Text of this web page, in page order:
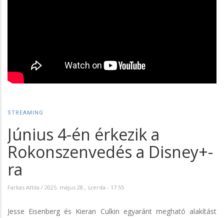
STREAMING
Június 4-én érkezik a
Rokonszenvedés a Disney+-
ra
Farkas Attila / 2025. május 28., szerda - 17:55
Jesse Eisenberg és Kieran Culkin egyaránt megható alakítást